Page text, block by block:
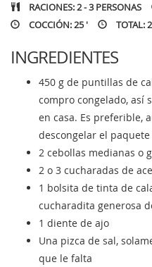
RACIONES: 2 - 3 PERSONAS
COCCIÓN: 25 '
TOTAL:
INGREDIENTES
450 g de puntillas de
compro congelado, así
en casa. Es preferible,
descongelar el paquete
2 cebollas medianas o
2 o 3 cucharadas de
1 bolsita de tinta de
cucharadita generosa
1 diente de ajo
Una pizca de sal,
que le falta